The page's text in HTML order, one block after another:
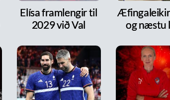
Elísa framlengir til
2029 við Val
og næstu